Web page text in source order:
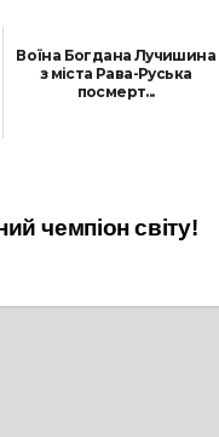
Воїна Богдана Лучишина
з міста Рава-Руська
посмерт...
чемпіон світу!